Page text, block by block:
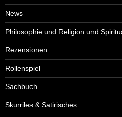
News
Philosophie und Religion und
Rezensionen
Rollenspiel
Sachbuch
Skurriles & Satirisches